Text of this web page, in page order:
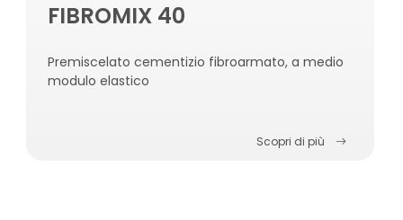
FIBROMIX 40
Premiscelato cementizio fibroarmato, a medio
modulo elastico
Scopri di più